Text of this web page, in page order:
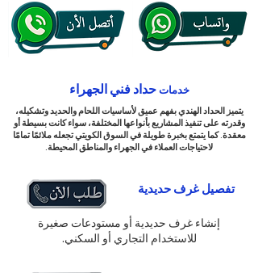
خدماتحداد فني الجهراء
يتميز الحداد الهندي بفهم عميق لأساسيات اللحام والحديد وتشكيله،
وقدرته على تنفيذ المشاريع بأنواعها المختلفة، سواء كانت بسيطة أو
معقدة. كما يتمتع بخبرة طويلة في السوق الكويتي تجعله ملائمًا تمامًا
لاحتياجات العملاء في الجهراء والمناطق المحيطة.
تفصيل غرف حديدية
إنشاء غرف حديدية أو مستودعات صغيرة
للاستخدام التجاري أو السكني.